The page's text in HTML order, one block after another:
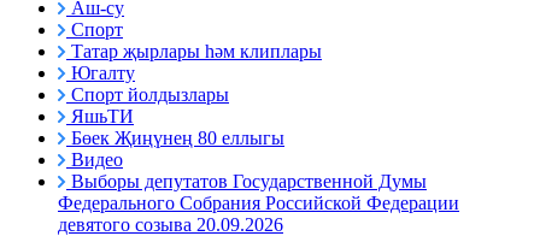
Аш-су
Спорт
Татар җырлары һәм клиплары
Югалту
Спорт йолдызлары
ЯшьТИ
Бөек Җиңүнең 80 еллыгы
Видео
Выборы депутатов Государственной Думы
Федерального Собрания Российской Федерации
девятого созыва 20.09.2026